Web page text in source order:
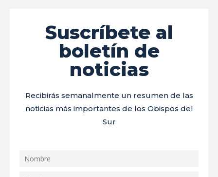
Suscríbete al
boletín de
noticias
Recibirás semanalmente un resumen de las
noticias más importantes de los Obispos del
Sur